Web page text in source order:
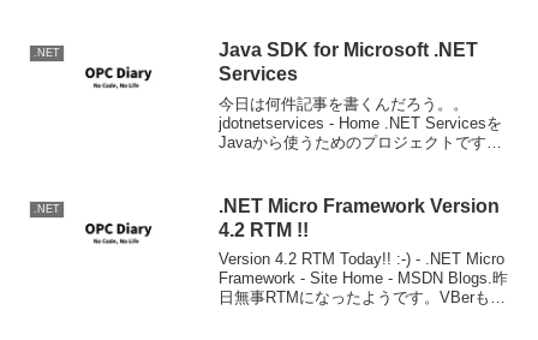
.NET
Java SDK for Microsoft .NET
Services
今日は何件記事を書くんだろう。。
jdotnetservices - Home .NET Servicesを
Javaから使うためのプロジェクトです。
.NET
.NET Micro Framework Version
4.2 RTM !!
Version 4.2 RTM Today!! :-) - .NET Micro
Framework - Site Home - MSDN Blogs.昨
日無事RTMになったようです。VBerもこ